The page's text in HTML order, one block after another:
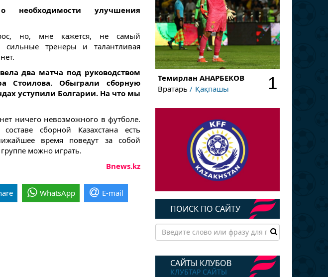
улучшения
но, мне кажется, не самый
тренеры и талантливая
два матча под руководством
Стоилова. Обыграли сборную
уступили Болгарии. На что мы
ничего невозможного в футболе.
сборной Казахстана есть
время поведут за собой
можно играть.
Bnews.kz
WhatsApp E-mail
Темирлан АНАРБЕКОВ
Вратарь
Қақпашы 1
ПОИСК ПО САЙТУ
САЙТЫ КЛУБОВ
КЛУБТАР САЙТЫ